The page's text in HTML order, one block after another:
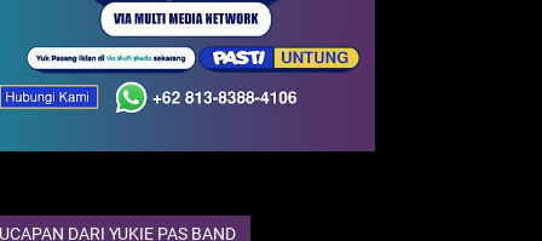
UCAPAN DARI YUKIE PAS BAND